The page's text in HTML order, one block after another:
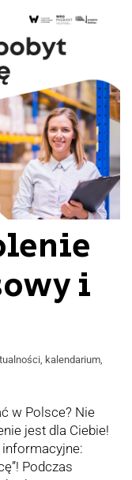
i
kalendarium
w Polsce? Nie
jest dla Ciebie!
informacyjne:
Podczas